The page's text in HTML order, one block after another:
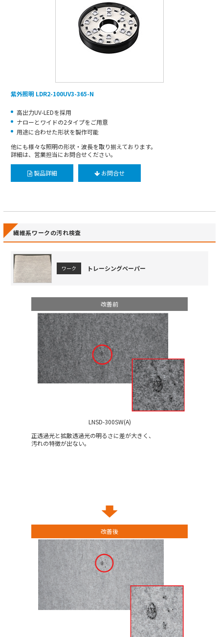
紫外照明 LDR2-100UV3-365-N
高出力UV-LEDを採用
ナローとワイドの2タイプをご用意
用途に合わせた形状を製作可能
他にも様々な照明の形状・波長を取り揃えております。
詳細は、営業担当にお問合せください。
製品詳細 お問合せ
繊維系ワークの汚れ検査
ワーク トレーシングペーパー
改善前
LNSD-300SW(A)
正透過光と拡散透過光の明るさに差が大きく、
汚れの特徴が出ない。
改善後